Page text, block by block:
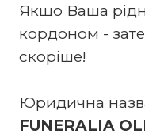
Якщо Ваша
кордоном -
скоріше!
Юридична
FUNERALIA